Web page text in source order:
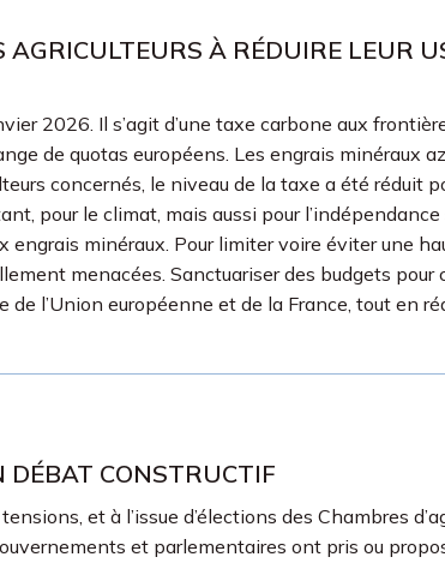
À RÉDUIRE LEUR
2026. Il s’agit d’une taxe carbone aux
de quotas européens. Les engrais minéraux
concernés, le niveau de la taxe a été réduit
pour le climat, mais aussi pour
minéraux. Pour limiter voire éviter une
menacées. Sanctuariser des budgets pour
l’Union européenne et de la France, tout en
DÉBAT CONSTRUCTIF
et à l’issue d’élections des Chambres
et parlementaires ont pris ou